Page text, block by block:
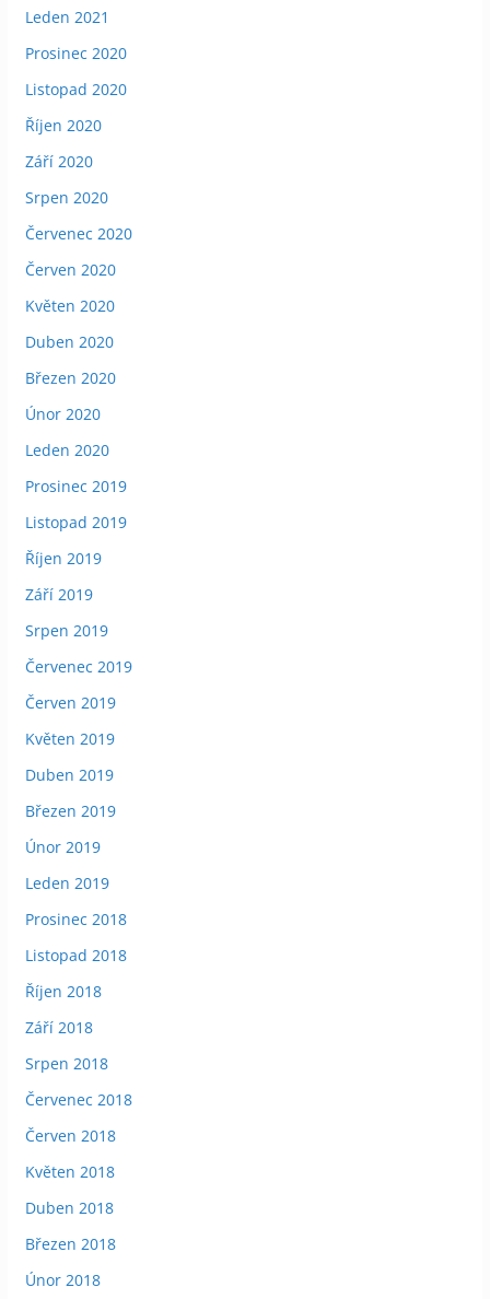
Leden 2021
Prosinec 2020
Listopad 2020
Říjen 2020
Září 2020
Srpen 2020
Červenec 2020
Červen 2020
Květen 2020
Duben 2020
Březen 2020
Únor 2020
Leden 2020
Prosinec 2019
Listopad 2019
Říjen 2019
Září 2019
Srpen 2019
Červenec 2019
Červen 2019
Květen 2019
Duben 2019
Březen 2019
Únor 2019
Leden 2019
Prosinec 2018
Listopad 2018
Říjen 2018
Září 2018
Srpen 2018
Červenec 2018
Červen 2018
Květen 2018
Duben 2018
Březen 2018
Únor 2018